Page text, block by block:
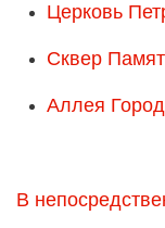
Церковь
Сквер
Аллея
В